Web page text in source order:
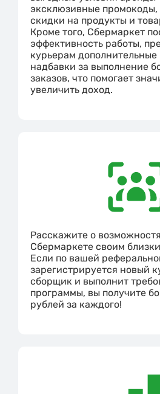
эксклюзивные
скидки на продукты и
Кроме того, Сбермаркет
эффективность работы,
курьерам
надбавки за выполнение
заказов, что помогает
увеличить доход.
Расскажите о
Сбермаркете своим
Если по вашей
зарегистрируется новый
сборщик и выполнит
программы, вы получите
рублей за каждого!